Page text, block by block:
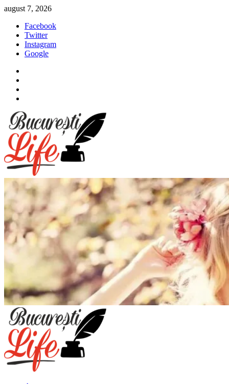
Sari
conținut
august 7, 2026
Facebook
Twitter
Instagram
Google
Meniu
principal